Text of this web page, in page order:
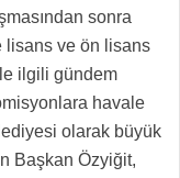
sonra
lisans ve ön lisans
ilgili gündem
havale
olarak büyük
Başkan Özyiğit,